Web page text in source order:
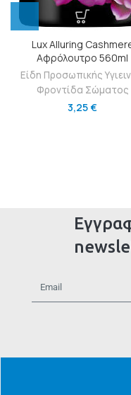
Lux Alluring
Αφρόλουτρο 560ml
Είδη Προσωπικής
Φροντίδα Σώματος
3,25€